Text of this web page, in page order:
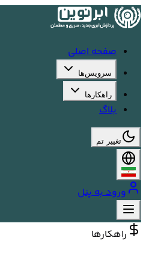
صفحه اصلی
سرویس‌ها
راهکارها
بلاگ
تغییر تم
ورود به پنل
راهکارها